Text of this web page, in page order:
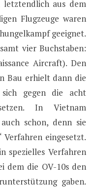
letztendlich aus dem
Flugzeuge waren
geeignet.
vier Buchstaben:
Aircraft). Den
Bau erhielt dann die
gegen die acht
In Vietnam
schon, denn sie
eingesetzt.
spezielles Verfahren
dem die OV-10s den
gaben.